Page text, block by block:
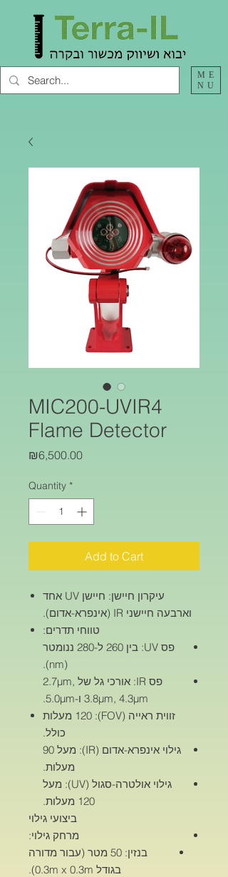
ME
NU
MIC200-UVIR4
Flame Detector
₪6,500.00Price
Quantity *
Add to Cart
עיקרון חיישן: חיישן UV אחד
וארבעה חיישני IR (אינפרא-אדום).
טווחי תדרים:
פס UV: בין 260 ל-280 ננומטר
(nm).
פס IR: אורכי גל של 2.7µm,
3.8µm, 4.3µm ו-5.0µm.
זווית ראייה (FOV): 120 מעלות
כולל.
גילוי אינפרא-אדום (IR): מעל 90
מעלות.
גילוי אולטרה-סגול (UV): מעל
120 מעלות.
ביצועי גילוי
מרחק גילוי:
בנזין: 50 מטר (עבור מדורה
בגודל 0.3m x 0.3m).